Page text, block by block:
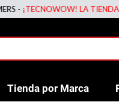
-¡TECNOWOW! LA TIENDA EN
Tienda por Marca